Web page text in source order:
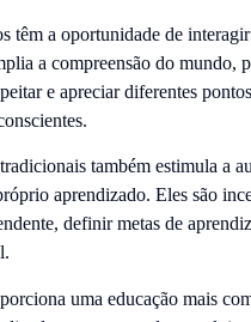
têm a oportunidade de
a compreensão do mundo,
e apreciar diferentes
também estimula a
aprendizado. Eles são
definir metas de
uma educação mais